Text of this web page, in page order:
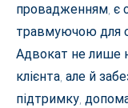
провадженням, є
травмуючою для
Адвокат не лише
клієнта, але й
підтримку,